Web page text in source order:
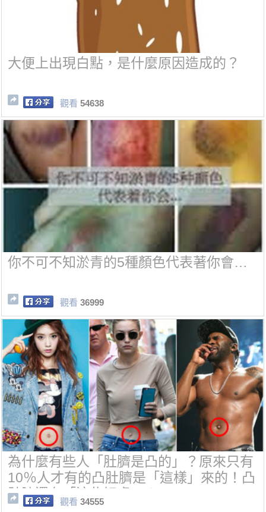
大便上出現白點，是什麼原因造成的？
觀看 54638
你不可不知淤青的5種顏色代表著你會…
觀看 36999
為什麼有些人「肚臍是凸的」？原來只有
10％人才有的凸肚臍是「這樣」來的！凸
肚臍還有「這些好處」！
觀看 34555